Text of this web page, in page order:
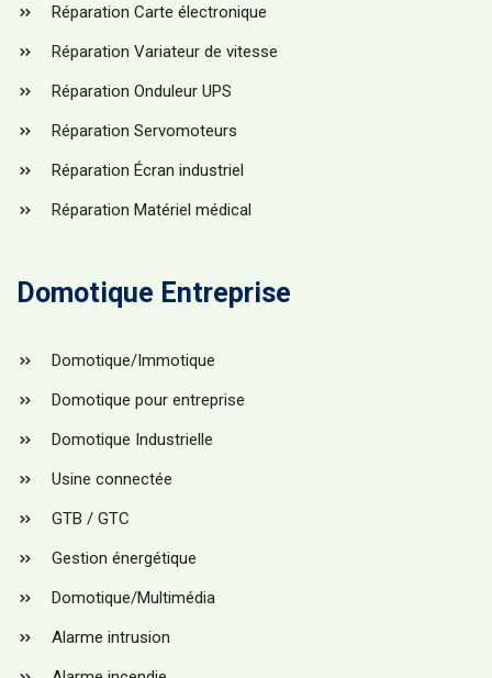
Réparation Carte électronique
Réparation Variateur de vitesse
Réparation Onduleur UPS
Réparation Servomoteurs
Réparation Écran industriel
Réparation Matériel médical
Domotique Entreprise
Domotique/Immotique
Domotique pour entreprise
Domotique Industrielle
Usine connectée
GTB / GTC
Gestion énergétique
Domotique/Multimédia
Alarme intrusion